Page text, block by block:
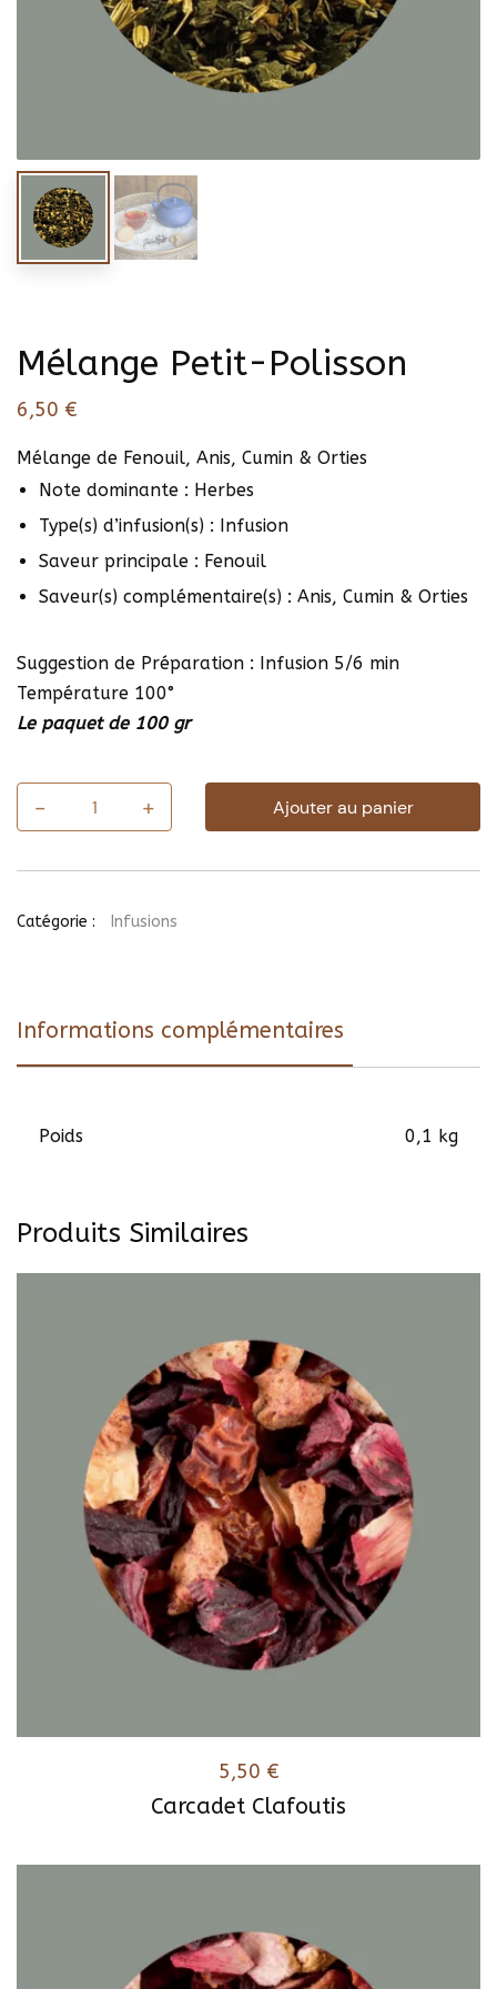
Mélange Petit-Polisson
6,50 €
Mélange de Fenouil, Anis, Cumin & Orties
Note dominante : Herbes
Type(s) d’infusion(s) : Infusion
Saveur principale : Fenouil
Saveur(s) complémentaire(s) : Anis, Cumin & Orties
Suggestion de Préparation : Infusion 5/6 min
Température 100°
Le paquet de 100 gr
-
quantité
de
+ Ajouter au panier
Catégorie : Infusions
Informations complémentaires
Poids 0,1 kg
Produits Similaires
Carcadet Clafoutis
5,50 €